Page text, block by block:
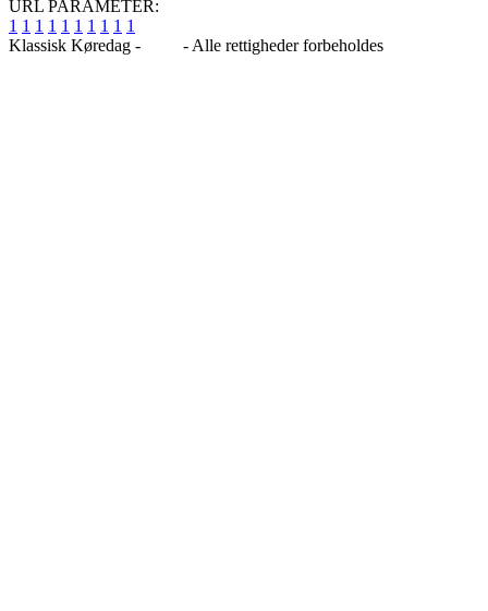
URL PARAMETER:
1 1 1 1 1 1 1 1 1 1
Klassisk Køredag -
- Alle rettigheder forbeholdes